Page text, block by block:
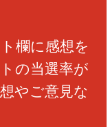
欄に感想を
の当選率が
やご意見な